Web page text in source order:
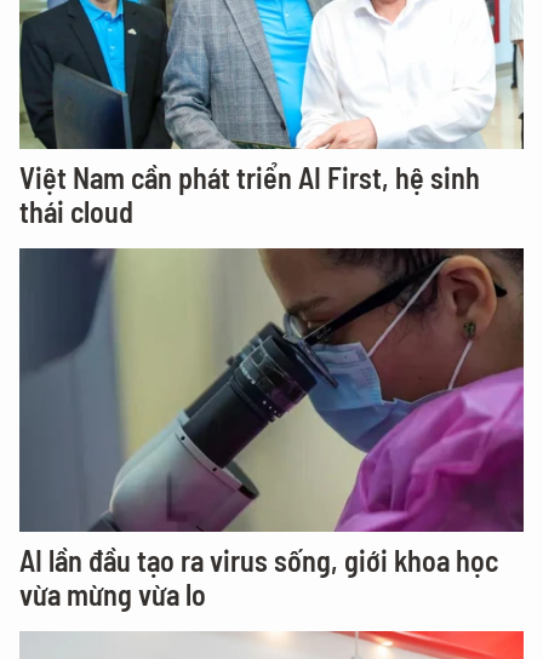
Việt Nam cần phát triển AI First, hệ sinh
thái cloud
AI lần đầu tạo ra virus sống, giới khoa học
vừa mừng vừa lo